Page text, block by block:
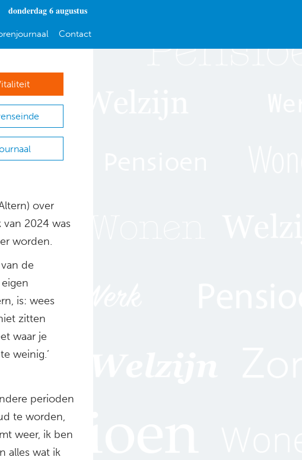
donderdag 6 augustus
Contact
over
2024 was
worden.
de
is: wees
zitten
waar je
weinig.’
perioden
te worden,
weer, ik ben
alles wat ik